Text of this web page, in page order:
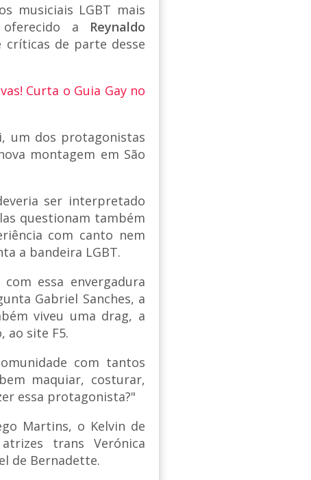
musiciais LGBT mais
a Reynaldo
de parte desse
Curta o Guia Gay no
um dos protagonistas
montagem em São
ser interpretado
questionam também
com canto nem
a bandeira LGBT.
essa envergadura
Gabriel Sanches, a
viveu uma drag, a
ao site F5.
com tantos
maquiar, costurar,
essa protagonista?"
Martins, o Kelvin de
trans Verónica
de Bernadette.